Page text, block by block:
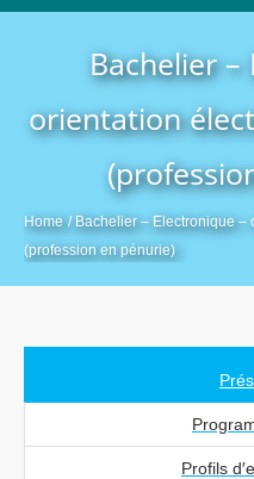
Bachelier –
orientation
Home / Bachelier – Electronique
(profession en pénurie)
Profils